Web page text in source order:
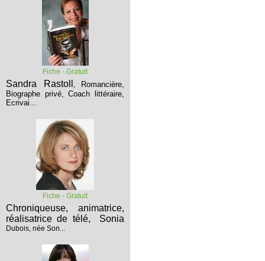
Fiche - Gratuit
Sandra Rastoll ,
Romancière,
Biographe privé, Coach littéraire,
Ecrivai...
Fiche - Gratuit
Chroniqueuse, animatrice,
réalisatrice de télé,
Sonia
Dubois, née Son...